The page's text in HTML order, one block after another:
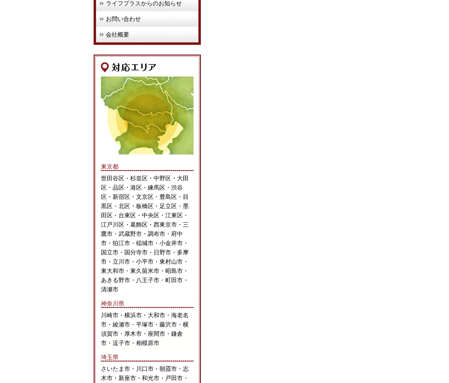
ライフプラスからのお知らせ
お問い合わせ
会社概要
東京都
世田谷区・杉並区・中野区・大田
区・品区・港区・練馬区・渋谷
区・新宿区・文京区・豊島区・目
黒区・北区・板橋区・足立区・墨
田区・台東区・中央区・江東区・
江戸川区・葛飾区・西東京市・三
鷹市・武蔵野市・調布市・府中
市・狛江市・稲城市・小金井市・
国立市・国分寺市・日野市・多摩
市・立川市・小平市・東村山市・
東大和市・東久留米市・昭島市・
あきる野市・八王子市・町田市・
清瀬市
神奈川県
川崎市・横浜市・大和市・海老名
市・綾瀬市・平塚市・藤沢市・横
須賀市・厚木市・座間市・鎌倉
市・逗子市・相模原市
埼玉県
さいたま市・川口市・朝霞市・志
木市・新座市・和光市・戸田市・